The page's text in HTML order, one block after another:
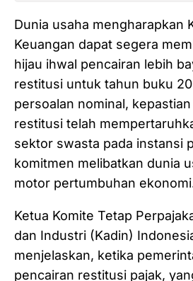
Dunia usaha mengharapkan
Keuangan dapat segera
hijau ihwal pencairan lebih
restitusi untuk tahun buku
persoalan nominal,
restitusi telah
sektor swasta pada instansi
komitmen melibatkan dunia
motor pertumbuhan
Ketua Komite Tetap
dan Industri (Kadin)
menjelaskan, ketika
pencairan restitusi pajak,